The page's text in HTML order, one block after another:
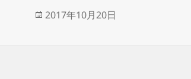
投
2017年10月20日